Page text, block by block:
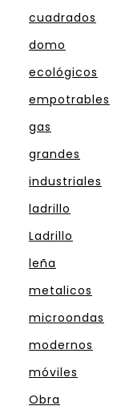
cuadrados
domo
ecológicos
empotrables
gas
grandes
industriales
ladrillo
Ladrillo
leña
metalicos
microondas
modernos
móviles
Obra